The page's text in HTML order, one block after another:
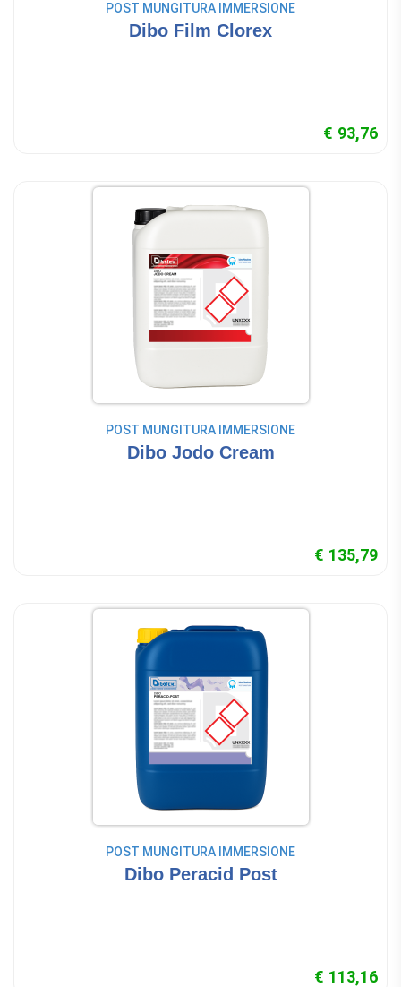
POST MUNGITURA IMMERSIONE
Dibo Film Clorex
€ 93,76
POST MUNGITURA IMMERSIONE
Dibo Jodo Cream
€ 135,79
POST MUNGITURA IMMERSIONE
Dibo Peracid Post
€ 113,16